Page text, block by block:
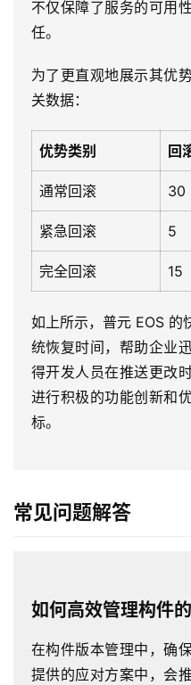
新
活
动
决
生
合
不仅保障了服务的可用
任。
为了更直观地展示其优
关数据：
优势类别 回
通常回滚 30
紧急回滚 5
完全回滚 15
如上所示，普元 EOS 的
统恢复时间，帮助企业
得开发人员在推送更改
进行积极的功能创新和
标。
常见问题解答
如何高效管理构件
在构件版本管理中，确
提供的应对方案中，会